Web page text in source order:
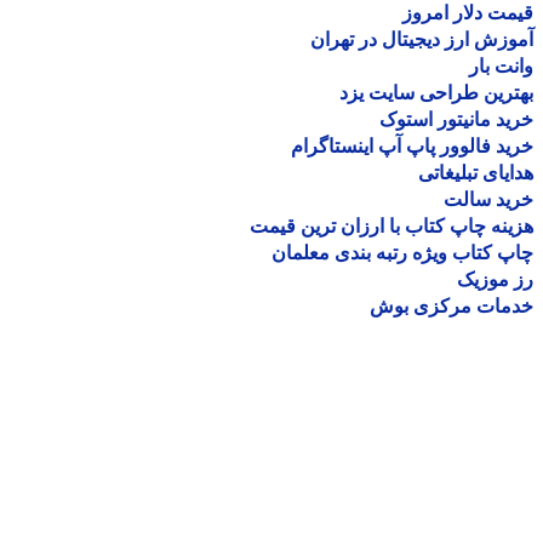
دلار امروز
ارز دیجیتال در تهران
بار
طراحی سایت یزد
مانیتور استوک
فالوور پاپ آپ اینستاگرام
تبلیغاتی
سالت
چاپ کتاب با ارزان ترین قیمت
کتاب ویژه رتبه بندی معلمان
موزیک
مرکزی بوش